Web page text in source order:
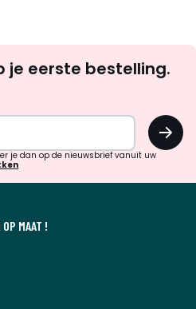
zoek
inspiratie
verrassingen?
je eerste bestelling.
OK
je dan op de nieuwsbrief vanuit uw
MAAT !